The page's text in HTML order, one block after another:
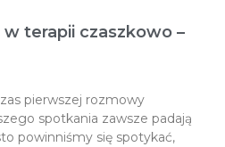
w terapii czaszkowo –
pierwszej rozmowy
spotkania zawsze padają
powinniśmy się spotykać,